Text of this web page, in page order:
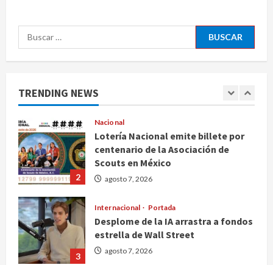
Buscar:
TRENDING NEWS
1
Nacional
Fallece Carlos Garfias Merlos,
2
Nacional
Lotería Nacional emite billete por
centenario de la Asociación de
Scouts en México
agosto 7, 2026
3
Internacional Portada
Desplome de la IA arrastra a fondos
estrella de Wall Street
agosto 7, 2026